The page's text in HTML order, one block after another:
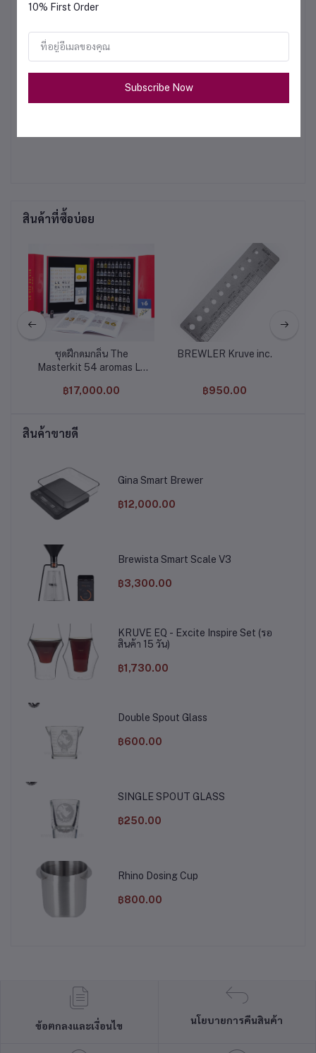
DO NOT !
do not keep the vibration ON for more then 10
seconds continuously.
Do not use the VDT without porter filter.
Do not tamper into your VDT
สินค้าที่ซื้อบ่อย
ชุดฝึกดมกลิ่น The
Masterkit 54 aromas Le
฿17,000.00
BREWLER Kruve inc.
฿950.00
สินค้าขายดี
Gina Smart Brewer
฿12,000.00
Brewista Smart Scale V3
฿3,300.00
KRUVE EQ - Excite Inspire Set (รอ
สินค้า 15 วัน)
฿1,730.00
Double Spout Glass
฿600.00
SINGLE SPOUT GLASS
฿250.00
Rhino Dosing Cup
฿800.00
ข้อตกลงและเงื่อนไข
นโยบายการคืนสินค้า
10% First Order
Subscribe Now